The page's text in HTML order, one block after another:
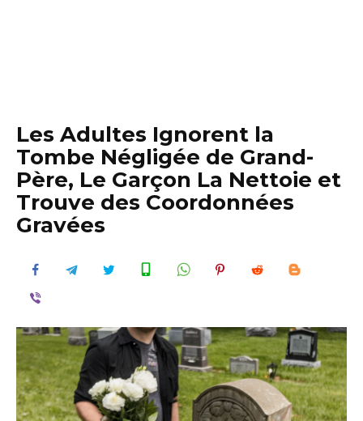
Les Adultes Ignorent la
Tombe Négligée de Grand-
Père, Le Garçon La Nettoie et
Trouve des Coordonnées
Gravées